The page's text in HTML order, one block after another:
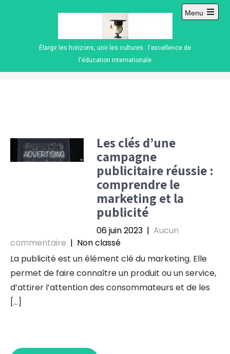
Élargir les horizons, unir les cultures : l'excellence de
l'éducation internationale
Menu
Open
Les clés d’une
campagne
publicitaire réussie :
comprendre le
marketing et la
publicité
06 juin 2023 | Aucun
commentaire | Non classé
La publicité est un élément clé du marketing. Elle
permet de faire connaître un produit ou un service,
d’attirer l’attention des consommateurs et de les
[…]